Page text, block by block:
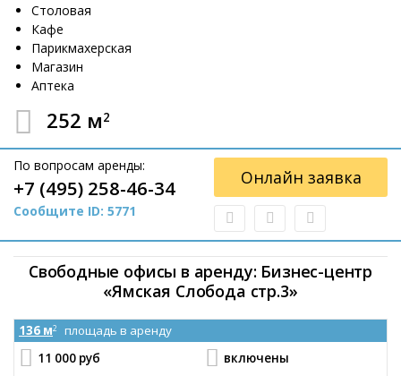
Столовая
Кафе
Парикмахерская
Магазин
Аптека
252 м2
По вопросам аренды:
+7 (495) 258-46-34
Сообщите ID: 5771
Онлайн заявка
Свободные офисы в аренду: Бизнес-центр
«Ямская Слобода стр.3»
136 м2
площадь в аренду
11 000 руб
включены